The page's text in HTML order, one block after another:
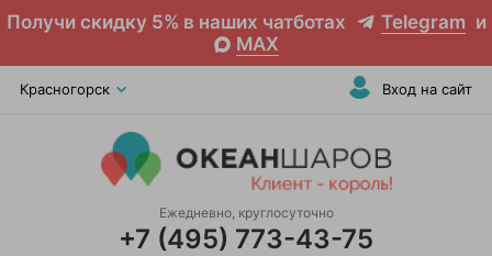
Получи скидку 5% в наших чатботах Telegram и
MAX
Красногорск Вход на сайт
Ежедневно, круглосуточно
+7 (495) 773-43-75